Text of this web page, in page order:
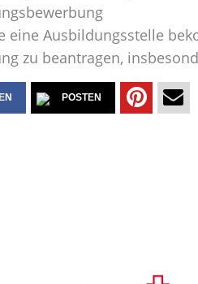
eine Ausbildungsstelle
zu beantragen,
POSTEN TEILEN